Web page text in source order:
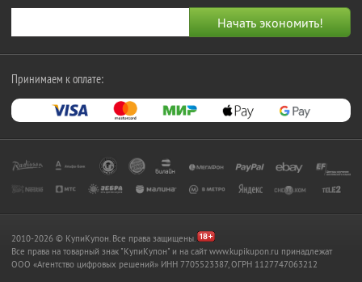
Принимаем к оплате:
2010-2026 © КупиКупон. Все права защищены.
Все права на товарный знак "КупиКупон" и на сайт www.kupikupon.ru принадлежат
OOO «Агентство цифровых решений» ИНН 7705523387, ОГРН 1127747063212